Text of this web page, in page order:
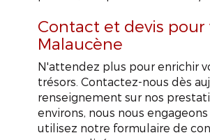
Contact et devis pour
Malaucène
N'attendez plus pour enrichir
trésors. Contactez-nous dès
renseignement sur nos
environs, nous nous
utilisez notre formulaire de